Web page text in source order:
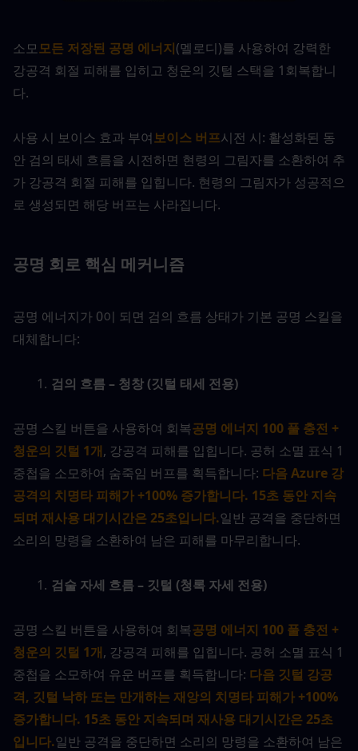
소모모든 저장된 공명 에너지(멜로디)를 사용하여 강력한
강공격 회절 피해를 입히고 청운의 깃털 스택을 1회복합니
다.
사용 시 보이스 효과 부여보이스 버프시전 시: 활성화된 동
안 검의 태세 흐름을 시전하면 현령의 그림자를 소환하여 추
가 강공격 회절 피해를 입힙니다. 현령의 그림자가 성공적으
로 생성되면 해당 버프는 사라집니다.
공명 회로 핵심 메커니즘
공명 에너지가 0이 되면 검의 흐름 상태가 기본 공명 스킬을
대체합니다:
검의 흐름 – 청창 (깃털 태세 전용)
공명 스킬 버튼을 사용하여 회복공명 에너지 100 풀 충전 +
청운의 깃털 1개, 강공격 피해를 입힙니다. 공허 소멸 표식 1
중첩을 소모하여 숨죽임 버프를 획득합니다: 다음 Azure 강
공격의 치명타 피해가 +100% 증가합니다. 15초 동안 지속
되며 재사용 대기시간은 25초입니다.일반 공격을 중단하면
소리의 망령을 소환하여 남은 피해를 마무리합니다.
검술 자세 흐름 – 깃털 (청록 자세 전용)
공명 스킬 버튼을 사용하여 회복공명 에너지 100 풀 충전 +
청운의 깃털 1개, 강공격 피해를 입힙니다. 공허 소멸 표식 1
중첩을 소모하여 유운 버프를 획득합니다: 다음 깃털 강공
격, 깃털 낙하 또는 만개하는 재앙의 치명타 피해가 +100%
증가합니다. 15초 동안 지속되며 재사용 대기시간은 25초
입니다.일반 공격을 중단하면 소리의 망령을 소환하여 남은